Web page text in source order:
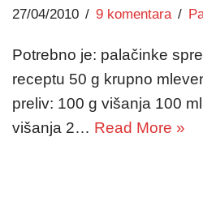
27/04/2010 9 komentara
Potrebno je: palačinke
receptu 50 g krupno
preliv: 100 g višanja 100
višanja 2… Read More »